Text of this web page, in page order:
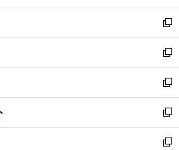
開
く
ウ
で
開
く
ン
ド
ウ
で
開
く
ウ
ィ
ン
ド
ウ
で
開
く
新
し
い
ウ
ィ
ン
ド
ウ
で
新
し
い
ウ
ィ
ン
ド
新
し
い
ウ
ィ
新
し
い
新